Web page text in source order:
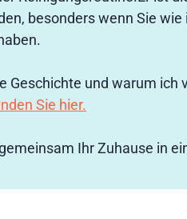
besonders wenn Sie wie
Geschichte und warum ich
Sie hier.
Ihr Zuhause in